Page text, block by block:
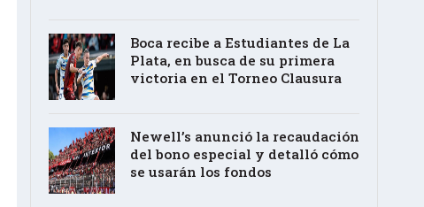
Boca recibe a Estudiantes de La
Plata, en busca de su primera
victoria en el Torneo Clausura
Newell’s anunció la recaudación
del bono especial y detalló cómo
se usarán los fondos